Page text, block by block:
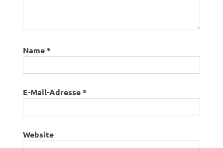
Name*
E-Mail-Adresse*
Website